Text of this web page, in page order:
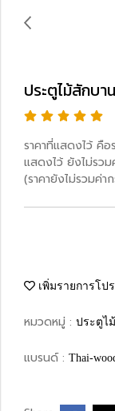
ประตูไม้สักบา
ราคาที่แสดงไว้ คื
แสดงไว้ ยังไม่รว
(ราคายังไม่รวมค่า
เพิ่มรายการโป
หมวดหมู่ : ประตูไ
แบรนด์ : Thai-